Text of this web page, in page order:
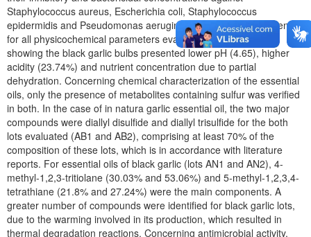
Staphylococcus aureus, Escherichia coli, Staphylococcus
epidermidis and Pseudomonas aeruginosa. A significant difference
for all physicochemical parameters evaluated was observed,
showing the black garlic bulbs presented lower pH (4.65), higher
acidity (23.74%) and nutrient concentration due to partial
dehydration. Concerning chemical characterization of the essential
oils, only the presence of metabolites containing sulfur was verified
in both. In the case of in natura garlic essential oil, the two major
compounds were diallyl disulfide and diallyl trisulfide for the both
lots evaluated (AB1 and AB2), comprising at least 70% of the
composition of these lots, which is in accordance with literature
reports. For essential oils of black garlic (lots AN1 and AN2), 4-
methyl-1,2,3-tritiolane (30.03% and 53.06%) and 5-methyl-1,2,3,4-
tetrathiane (21.8% and 27.24%) were the main components. A
greater number of compounds were identified for black garlic lots,
due to the warming involved in its production, which resulted in
thermal degradation reactions. Concerning antimicrobial activity,